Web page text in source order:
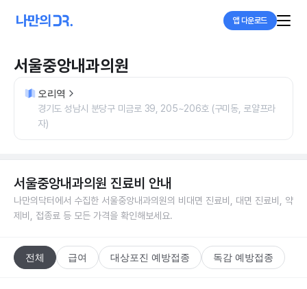
앱 다운로드
서울중앙내과의원
오리역
경기도 성남시 분당구 미금로 39, 205~206호 (구미동, 로얄프라
자)
서울중앙내과의원 진료비 안내
나만의닥터에서 수집한 서울중앙내과의원의 비대면 진료비, 대면 진료비, 약
제비, 접종료 등 모든 가격을 확인해보세요.
전체 급여 대상포진 예방접종 독감 예방접종